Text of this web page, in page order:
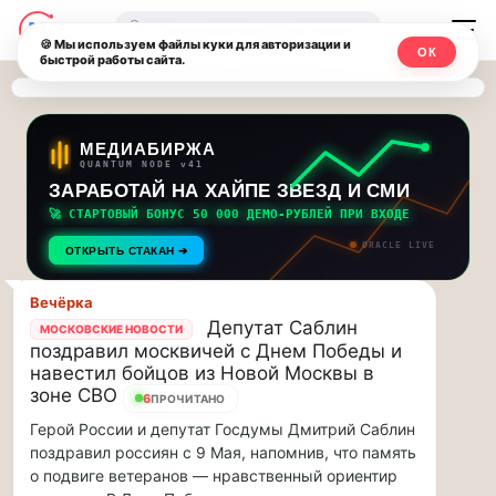
Последние
новости
и
обновления
потока:
Друзья,
приглашаем
на
музыкальную
прогулку
по
Москве
Чайковского!…
приглашаем
на
музыкальную
Москвичи.net
—
Главный
столичный
чат-
мессенджер,
новости
и
инсайды
Москвы
🔍
МЕДИАБИРЖА
QUANTUM NODE v41
ЗАРАБОТАЙ НА ХАЙПЕ ЗВЕЗД И СМИ
🚀 СТАРТОВЫЙ БОНУС 50 000 ДЕМО-РУБЛЕЙ ПРИ ВХОДЕ
ОТКРЫТЬ СТАКАН ➔ ORACLE LIVE
Вечёрка
МОСКОВСКИЕ НОВОСТИ
Депутат Саблин
поздравил москвичей с Днем Победы и
навестил бойцов из Новой Москвы в
зоне СВО
6ПРОЧИТАНО
Герой России и депутат Госдумы Дмитрий Саблин
поздравил россиян с 9 Мая, напомнив, что память
о подвиге ветеранов — нравственный ориентир
🍪 Мы используем файлы куки для авторизации и
быстрой работы сайта.
ОК